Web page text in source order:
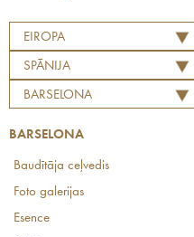
EIROPA
SPĀNIJA
BARSELONA
BARSELONA
Baudītāja ceļvedis
Foto galerijas
Esence